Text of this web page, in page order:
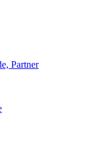
Partner